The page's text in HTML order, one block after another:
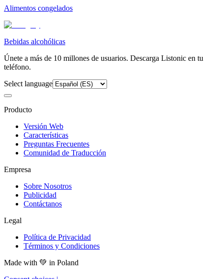
Alimentos congelados
Bebidas alcohólicas
Únete a más de 10 millones de usuarios. Descarga Listonic en tu
teléfono.
Select language
Producto
Versión Web
Características
Preguntas Frecuentes
Comunidad de Traducción
Empresa
Sobre Nosotros
Publicidad
Contáctanos
Legal
Política de Privacidad
Términos y Condiciones
Made with 💚 in Poland